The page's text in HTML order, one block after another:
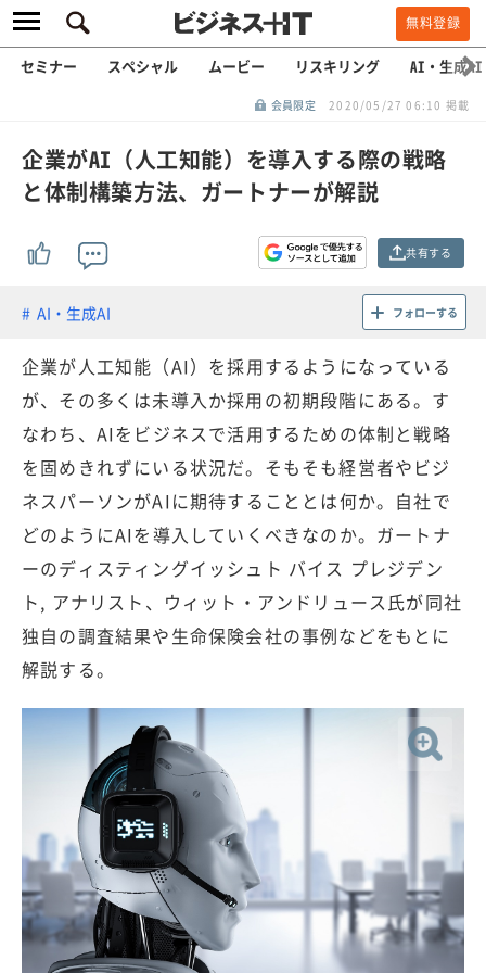
無料登録
セミナー スペシャル ムービー リスキリング AI・生成AI
会員限定 2020/05/27 06:10 掲載
企業がAI（人工知能）を導入する際の戦略
と体制構築方法、ガートナーが解説
共有する
AI・生成AI フォローする
企業が人工知能（AI）を採用するようになっている
が、その多くは未導入か採用の初期段階にある。す
なわち、AIをビジネスで活用するための体制と戦略
を固めきれずにいる状況だ。そもそも経営者やビジ
ネスパーソンがAIに期待することとは何か。自社で
どのようにAIを導入していくべきなのか。ガートナ
ーのディスティングイッシュト バイス プレジデン
ト, アナリスト、ウィット・アンドリュース氏が同社
独自の調査結果や生命保険会社の事例などをもとに
解説する。